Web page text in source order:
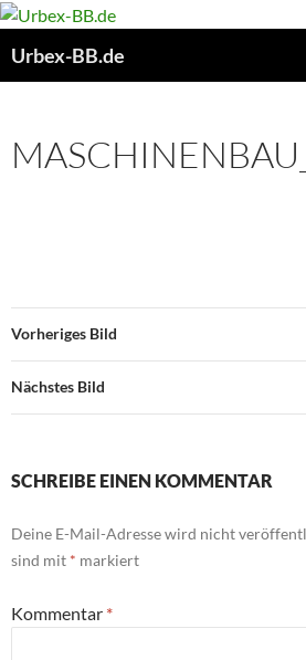
Urbex-BB.de
Vorheriges Bild
Nächstes Bild
SCHREIBE EINEN KOMMENTAR
Deine E-Mail-Adresse wird nicht
sind mit * markiert
Kommentar *